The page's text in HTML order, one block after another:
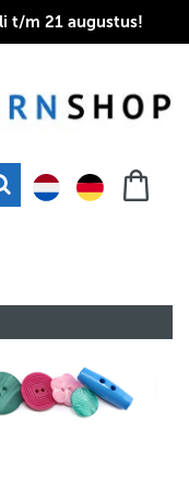
t/m 21 augustus!